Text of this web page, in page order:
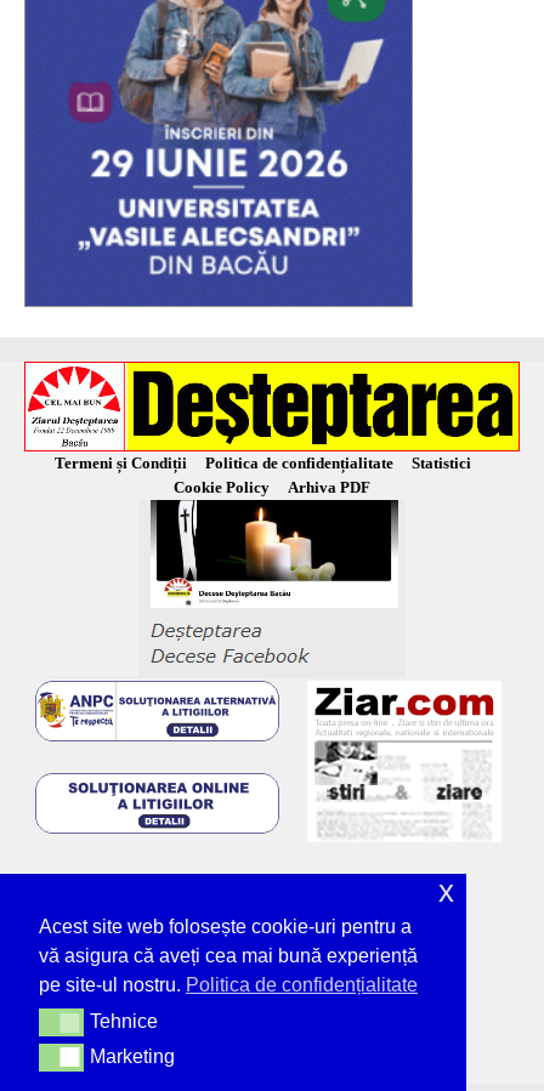
Termeni și Condiții Politica de confidențialitate
Statistici
Cookie Policy
Arhiva PDF
Acest site web folosește cookie-uri pentru a
vă asigura că aveți cea mai bună experiență
pe site-ul nostru. Politica de confidențialitate
TehniceTehnice
MarketingMarketing
x